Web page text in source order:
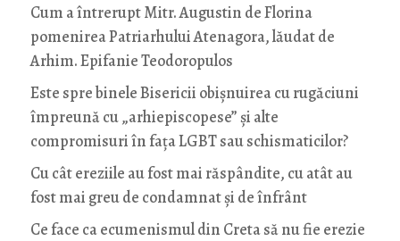
Cum a întrerupt Mitr. Augustin de Florina
pomenirea Patriarhului Atenagora, lăudat de
Arhim. Epifanie Teodoropulos
Este spre binele Bisericii obișnuirea cu rugăciuni
împreună cu „arhiepiscopese” și alte
compromisuri în fața LGBT sau schismaticilor?
Cu cât ereziile au fost mai răspândite, cu atât au
fost mai greu de condamnat și de înfrânt
Ce face ca ecumenismul din Creta să nu fie erezie